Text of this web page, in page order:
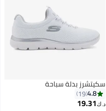
سكيتشرز بدلة سباحة
4.8
19
د.ك‏19.31